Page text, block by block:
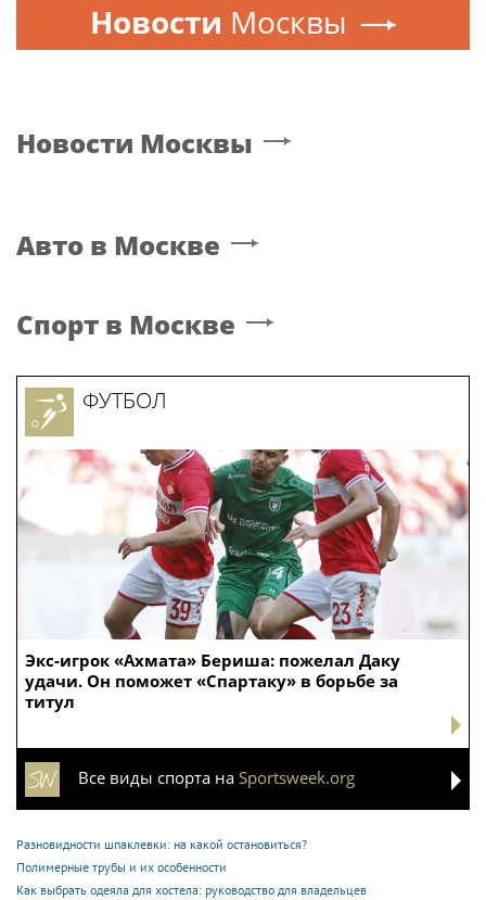
Новости Москвы
Новости Москвы
Авто в Москве
Спорт в Москве
Экс-игрок «Ахмата» Бериша: пожелал Даку
удачи. Он поможет «Спартаку» в борьбе за
титул
ФУТБОЛ
Все виды спорта на Sportsweek.org
Разновидности шпаклевки: на какой остановиться?
Полимерные трубы и их особенности
Как выбрать одеяла для хостела: руководство для владельцев